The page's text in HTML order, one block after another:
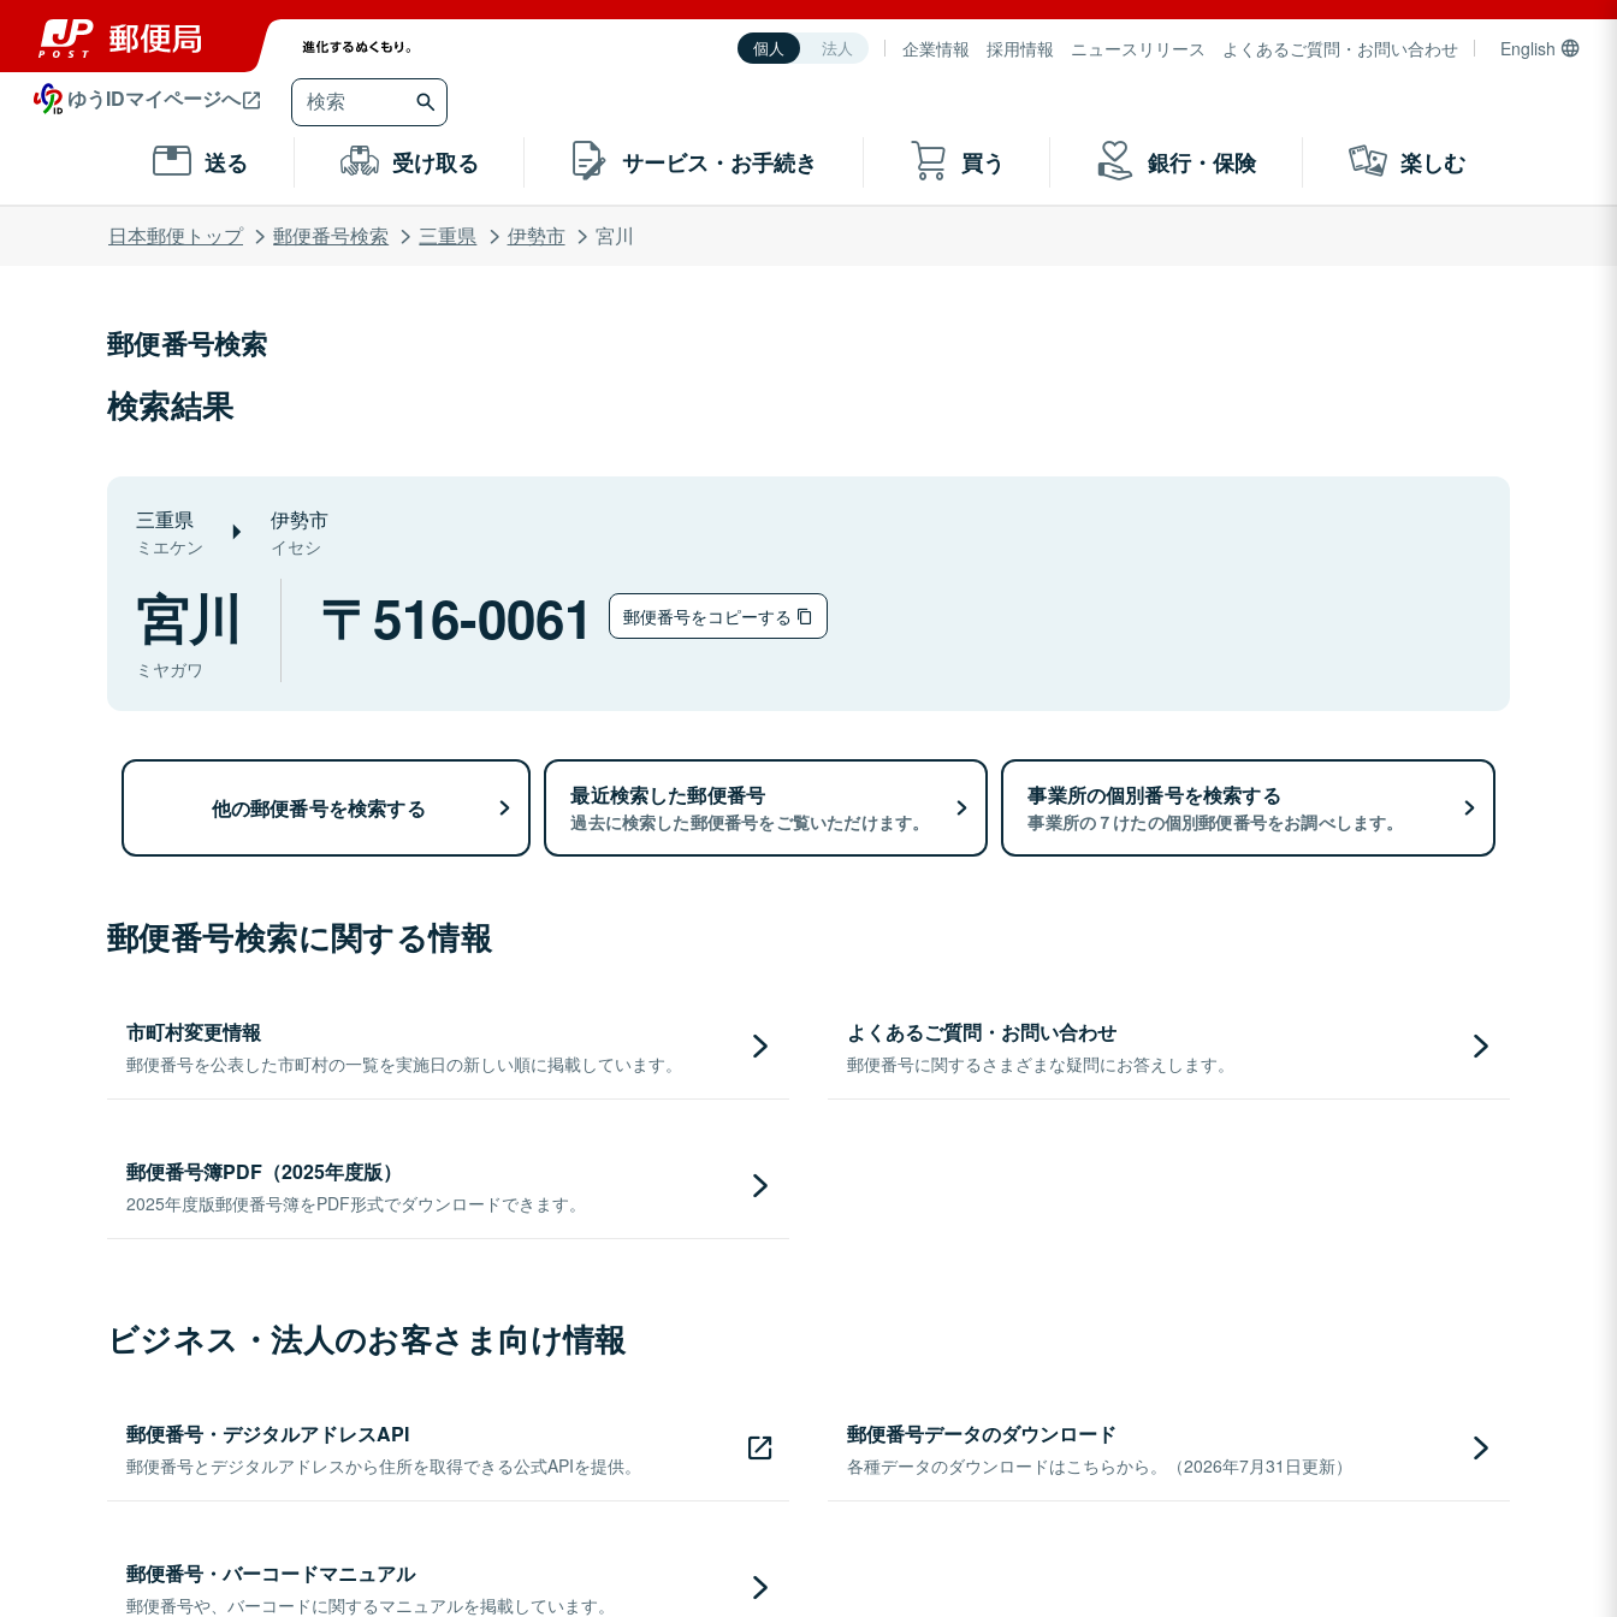
個人 法人 企業情報 採用情報 ニュースリリース よくあるご質問・お問い合わせ English
ゆうIDマイページへ
送る 受け取る サービス・お手続き 買う 銀行・保険 楽しむ
日本郵便トップ 郵便番号検索 三重県 伊勢市 宮川
郵便番号検索
検索結果
三重県
ミエケン
伊勢市
イセシ
宮川
ミヤガワ
516-0061 郵便番号をコピーする
他の郵便番号を検索する 最近検索した郵便番号
過去に検索した郵便番号をご覧いただけます。
事業所の個別番号を検索する
事業所の７けたの個別郵便番号をお調べします。
郵便番号検索に関する情報
市町村変更情報
郵便番号を公表した市町村の一覧を実施日の新しい順に掲載しています。
よくあるご質問・お問い合わせ
郵便番号に関するさまざまな疑問にお答えします。
郵便番号簿PDF（2025年度版）
2025年度版郵便番号簿をPDF形式でダウンロードできます。
ビジネス・法人のお客さま向け情報
郵便番号・デジタルアドレスAPI
郵便番号とデジタルアドレスから住所を取得できる公式APIを提供。
郵便番号データのダウンロード
各種データのダウンロードはこちらから。（2026年7月31日更新）
郵便番号・バーコードマニュアル
郵便番号や、バーコードに関するマニュアルを掲載しています。